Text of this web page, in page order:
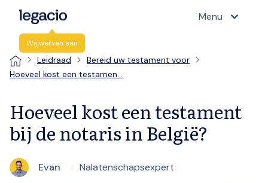
Wij werven aan
Menu
Leidraad
Bereid uw testament voor
Hoeveel kost een testamen…
Hoeveel kost een testament
bij de notaris in België?
Evan Nalatenschapsexpert